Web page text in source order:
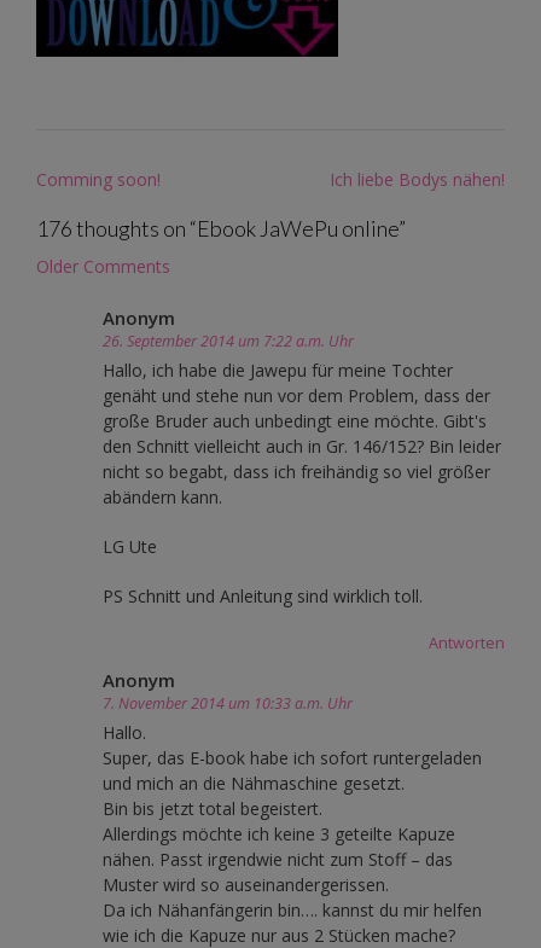
Post
Comming soon! Ich liebe Bodys nähen!
176 thoughts on “Ebook JaWePu online”
Comment
navigation
Older Comments
Anonym
26. September 2014 um 7:22 a.m. Uhr
Hallo, ich habe die Jawepu für meine Tochter
genäht und stehe nun vor dem Problem, dass der
große Bruder auch unbedingt eine möchte. Gibt's
den Schnitt vielleicht auch in Gr. 146/152? Bin leider
nicht so begabt, dass ich freihändig so viel größer
abändern kann.
LG Ute
PS Schnitt und Anleitung sind wirklich toll.
Antworten
Anonym
7. November 2014 um 10:33 a.m. Uhr
Hallo.
Super, das E-book habe ich sofort runtergeladen
und mich an die Nähmaschine gesetzt.
Bin bis jetzt total begeistert.
Allerdings möchte ich keine 3 geteilte Kapuze
nähen. Passt irgendwie nicht zum Stoff – das
Muster wird so auseinandergerissen.
Da ich Nähanfängerin bin…. kannst du mir helfen
wie ich die Kapuze nur aus 2 Stücken mache?